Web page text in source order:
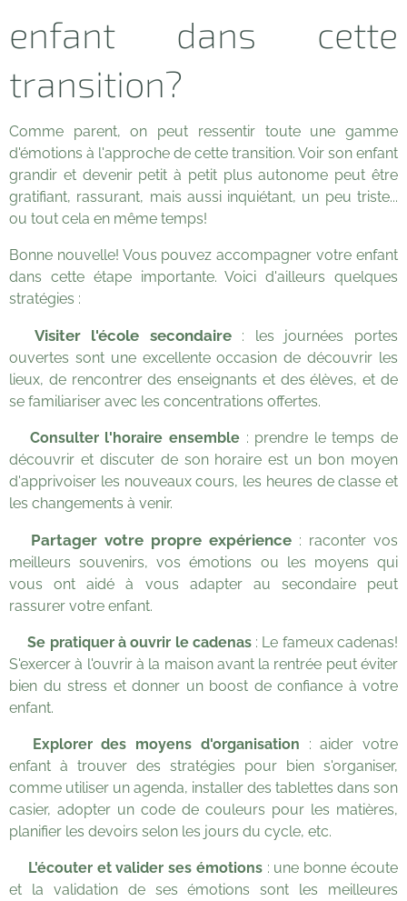
enfant dans cette
transition?
Comme parent, on peut ressentir toute une gamme
d'émotions à l'approche de cette transition. Voir son enfant
grandir et devenir petit à petit plus autonome peut être
gratifiant, rassurant, mais aussi inquiétant, un peu triste...
ou tout cela en même temps!
Bonne nouvelle! Vous pouvez accompagner votre enfant
dans cette étape importante. Voici d'ailleurs quelques
stratégies :
Visiter l'école secondaire: les journées portes
ouvertes sont une excellente occasion de découvrir les
lieux, de rencontrer des enseignants et des élèves, et de
se familiariser avec les concentrations offertes.
Consulter l'horaire ensemble: prendre le temps de
découvrir et discuter de son horaire est un bon moyen
d'apprivoiser les nouveaux cours, les heures de classe et
les changements à venir.
Partager votre propre expérience : raconter vos
meilleurs souvenirs, vos émotions ou les moyens qui
vous ont aidé à vous adapter au secondaire peut
rassurer votre enfant.
💡Se pratiquer à ouvrir le cadenas: Le fameux cadenas!
S'exercer à l'ouvrir à la maison avant la rentrée peut éviter
bien du stress et donner un boost de confiance à votre
enfant.
Explorer des moyens d'organisation : aider votre
enfant à trouver des stratégies pour bien s'organiser,
comme utiliser un agenda, installer des tablettes dans son
casier, adopter un code de couleurs pour les matières,
planifier les devoirs selon les jours du cycle, etc.
L'écouter et valider ses émotions: une bonne écoute
et la validation de ses émotions sont les meilleures